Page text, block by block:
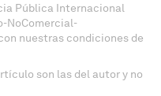
Pública Internacional
NoComercial-
nuestras condiciones de
son las del autor y no